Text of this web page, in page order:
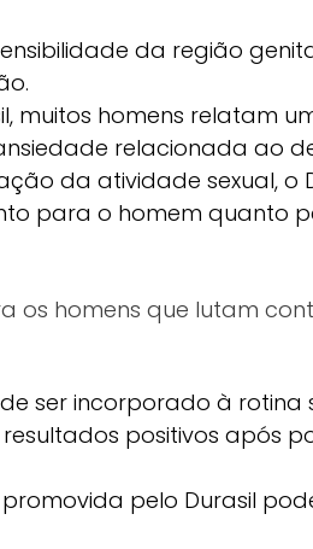
da região
muitos homens relatam
relacionada ao
da atividade sexual, o
para o homem quanto
os homens que lutam
ser incorporado à rotina
positivos após
pelo Durasil